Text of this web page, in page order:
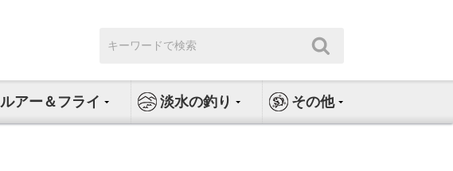
索:
ルアー＆フライ 淡水の釣り その他